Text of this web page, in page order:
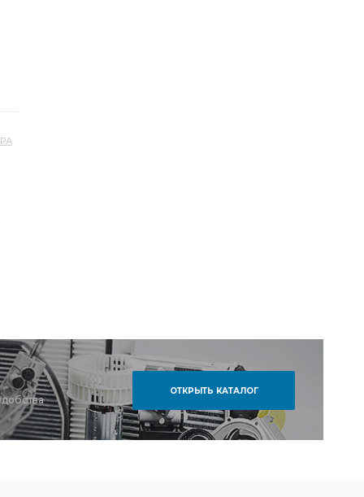
ОТКРЫТЬ КАТАЛОГ